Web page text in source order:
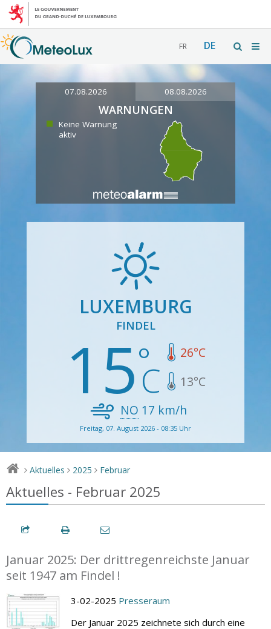
FR DE
07.08.2026 08.08.2026
WARNUNGEN
Keine Warnung
aktiv
LUXEMBURG
FINDEL
15 26°C
13°C
NO 17 km/h
Freitag, 07. August 2026 - 08:35 Uhr
> Aktuelles > 2025 > Februar
Aktuelles - Februar 2025
Januar 2025: Der drittregenreichste Januar
seit 1947 am Findel !
3-02-2025 Presseraum
Der Januar 2025 zeichnete sich durch eine